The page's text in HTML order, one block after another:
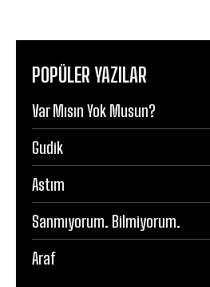
POPÜLER YAZILAR
Var Mısın Yok Musun?
Gudik
Astım
Sanmıyorum. Bilmiyorum.
Araf